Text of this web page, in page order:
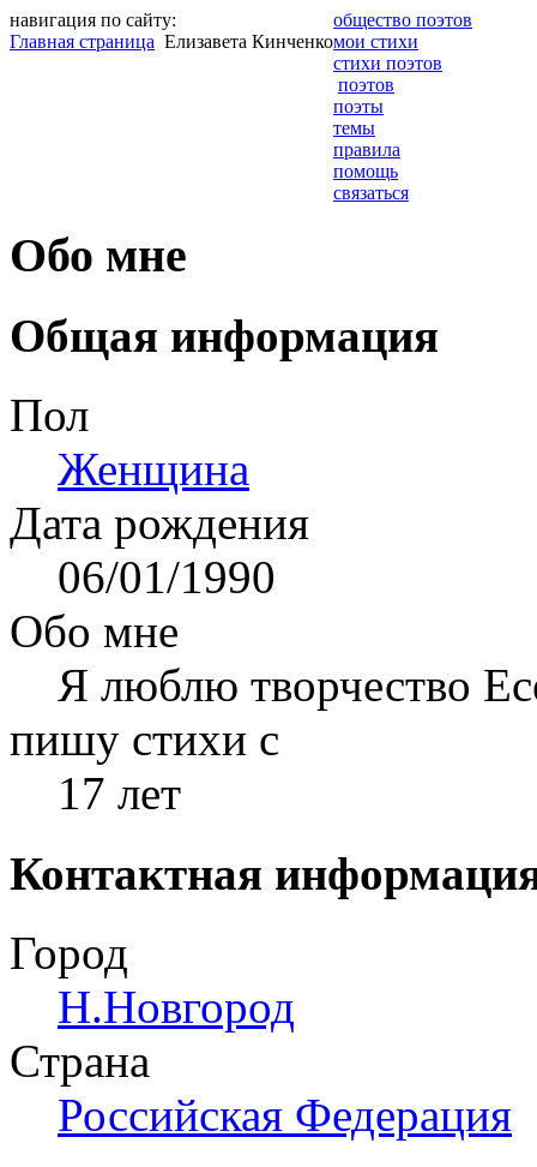
навигация по сайту:
Главная страница Елизавета Кинченко
общество поэтов
мои стихи
стихи поэтов
поэтов
поэты
темы
правила
помощь
связаться
Обо мне
Общая информация
Пол
Женщина
Дата рождения
06/01/1990
Обо мне
Я люблю творчество
пишу стихи с
17 лет
Контактная
Город
Н.Новгород
Страна
Российская Федерация